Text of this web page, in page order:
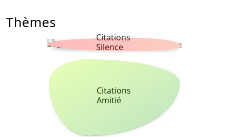
Thèmes
Citations
Silence
Citations
Amitié